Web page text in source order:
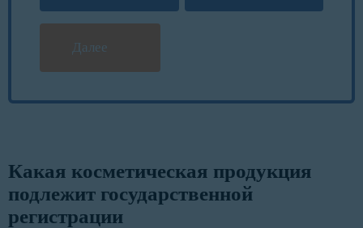
Далее
Какая косметическая продукция
подлежит государственной
регистрации